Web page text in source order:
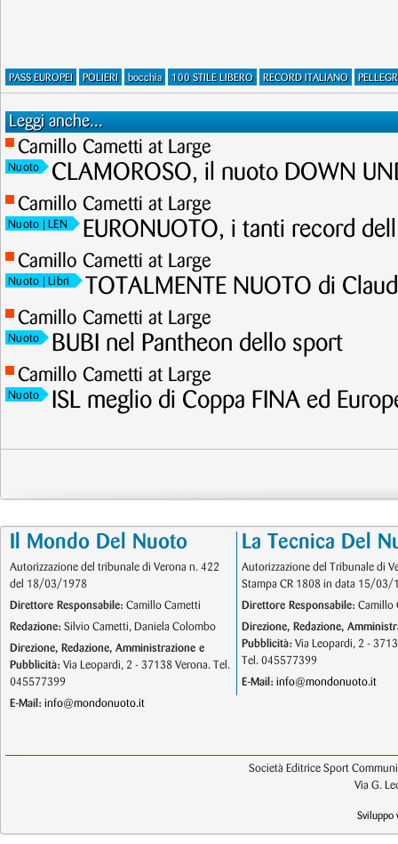
PASS EUROPEI POLIERI bocchia 100 STILE LIBERO RECORD ITALIANO
Leggi anche...
Camillo Cametti at Large
Nuoto CLAMOROSO, il nuoto DOWN
Camillo Cametti at Large
Nuoto | LEN EURONUOTO, i tanti record
Camillo Cametti at Large
Nuoto | Libri TOTALMENTE NUOTO di
Camillo Cametti at Large
Nuoto BUBI nel Pantheon dello sport
Camillo Cametti at Large
Nuoto ISL meglio di Coppa FINA ed
Il Mondo Del Nuoto
Autorizzazione del tribunale di Verona n. 422
del 18/03/1978
Direttore Responsabile: Camillo Cametti
Redazione: Silvio Cametti, Daniela Colombo
Direzione, Redazione, Amministrazione e
Pubblicità: Via Leopardi, 2 - 37138 Verona. Tel.
045577399
E-Mail: info@mondonuoto.it
La Tecnica Del
Autorizzazione del Tribunale di
Stampa CR 1808 in data 15/03/
Direttore Responsabile: Camillo
Direzione, Redazione,
Pubblicità: Via Leopardi, 2 -
Tel. 045577399
E-Mail: info@mondonuoto.it
Società Editrice Sport
Via G.
Sviluppo